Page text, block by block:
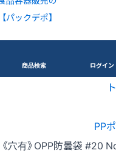
【パックデポ】
商品検索 ログイン
PP
《穴有》OPP防曇袋